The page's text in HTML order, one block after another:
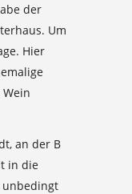
der
Um
Hier
an der B
in die
unbedingt